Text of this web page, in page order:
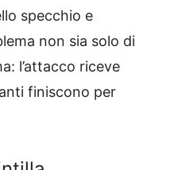
specchio e
non sia solo di
l’attacco riceve
finiscono per